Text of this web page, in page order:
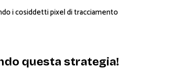
i cosiddetti pixel di tracciamento
questa strategia!